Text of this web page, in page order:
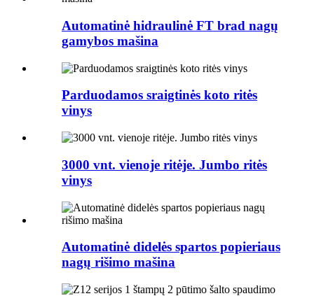
Automatinė hidraulinė FT brad nagų
gamybos mašina
Parduodamos sraigtinės koto ritės
vinys
3000 vnt. vienoje ritėje. Jumbo ritės
vinys
Automatinė didelės spartos popieriaus
nagų rišimo mašina